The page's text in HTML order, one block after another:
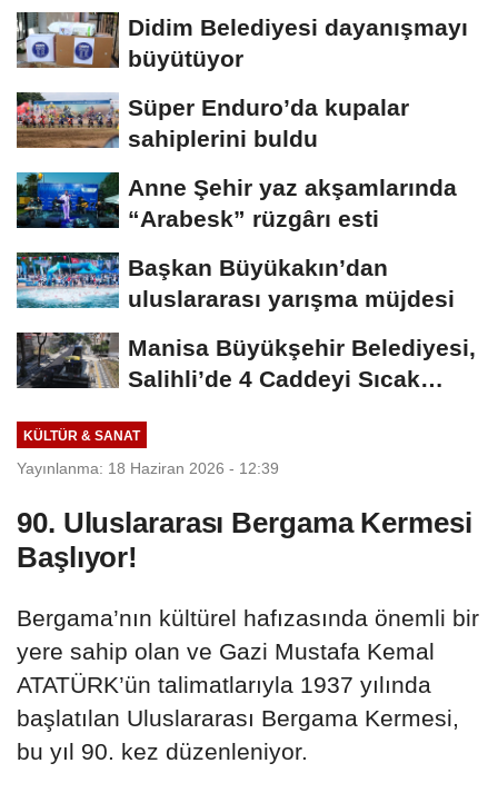
Didim Belediyesi dayanışmayı
büyütüyor
Süper Enduro’da kupalar
sahiplerini buldu
Anne Şehir yaz akşamlarında
“Arabesk” rüzgârı esti
Başkan Büyükakın’dan
uluslararası yarışma müjdesi
Manisa Büyükşehir Belediyesi,
Salihli’de 4 Caddeyi Sıcak
KÜLTÜR & SANAT
Yayınlanma: 18 Haziran 2026 - 12:39
90. Uluslararası Bergama Kermesi
Başlıyor!
Bergama’nın kültürel hafızasında önemli bir
yere sahip olan ve Gazi Mustafa Kemal
ATATÜRK’ün talimatlarıyla 1937 yılında
başlatılan Uluslararası Bergama Kermesi,
bu yıl 90. kez düzenleniyor.